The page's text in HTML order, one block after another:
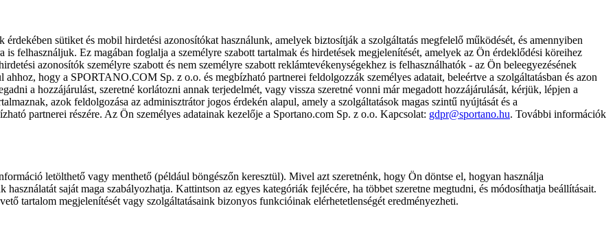
sütiket és mobil hirdetési azonosítókat használunk, amelyek biztosítják a szolgáltatás megfelelő működését, és amennyiben
is felhasználjuk. Ez magában foglalja a személyre szabott tartalmak és hirdetések megjelenítését, amelyek az Ön érdeklődési köreihez
azonosítók személyre szabott és nem személyre szabott reklámtevékenységekhez is felhasználhatók - az Ön beleegyezésének
hogy a SPORTANO.COM Sp. z o.o. és megbízható partnerei feldolgozzák személyes adatait, beleértve a szolgáltatásban és azon
a hozzájárulást, szeretné korlátozni annak terjedelmét, vagy vissza szeretné vonni már megadott hozzájárulását, kérjük, lépjen a
azok feldolgozása az adminisztrátor jogos érdekén alapul, amely a szolgáltatások magas szintű nyújtását és a
partnerei részére. Az Ön személyes adatainak kezelője a Sportano.com Sp. z o.o. Kapcsolat: gdpr@sportano.hu. További információk
letölthető vagy menthető (például böngészőn keresztül). Mivel azt szeretnénk, hogy Ön döntse el, hogyan használja
saját maga szabályozhatja. Kattintson az egyes kategóriák fejlécére, ha többet szeretne megtudni, és módosíthatja beállításait.
tartalom megjelenítését vagy szolgáltatásaink bizonyos funkcióinak elérhetetlenségét eredményezheti.